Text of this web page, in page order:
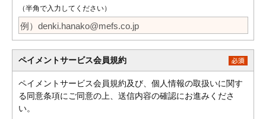
（半角で入力してください）
ペイメントサービス会員規約
ペイメントサービス会員規約及び、個人情報の取扱いに関す
る同意条項にご同意の上、送信内容の確認にお進みくださ
い。